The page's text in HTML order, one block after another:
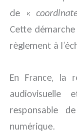
de «
Cette
règlement à
En France, la
audiovisuelle
responsable
numérique.